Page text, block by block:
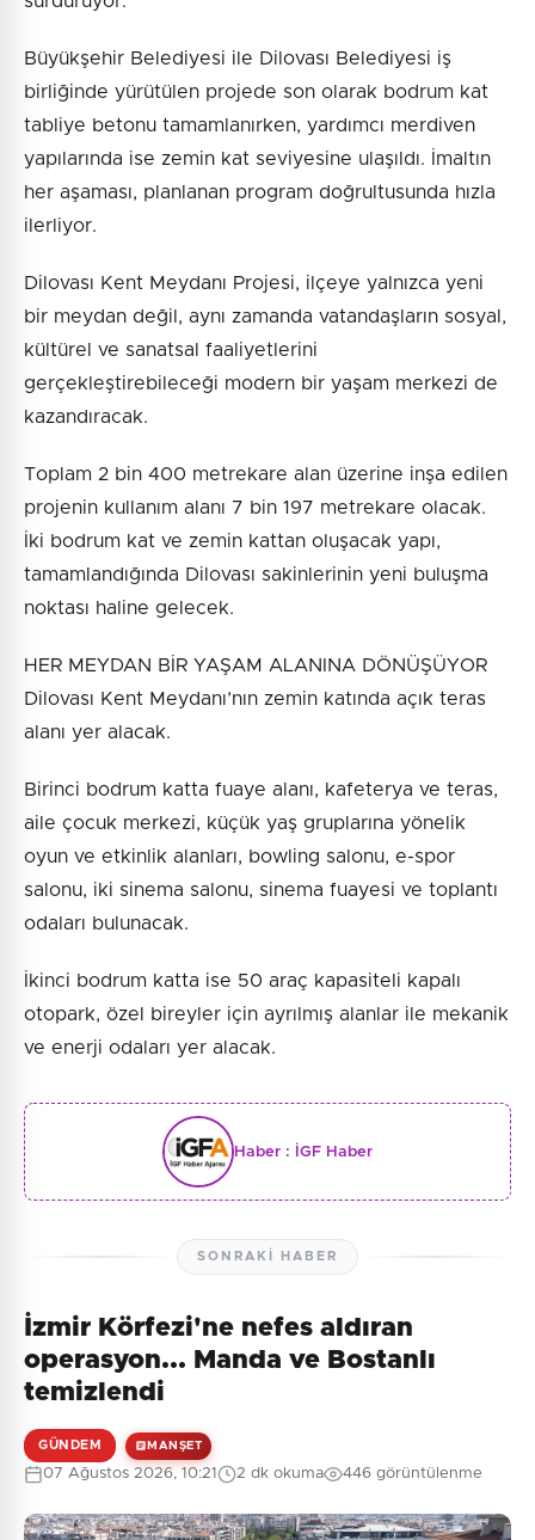
Büyükşehir Belediyesi ile Dilovası Belediyesi iş
birliğinde yürütülen projede son olarak bodrum kat
tabliye betonu tamamlanırken, yardımcı merdiven
yapılarında ise zemin kat seviyesine ulaşıldı. İmaltın
her aşaması, planlanan program doğrultusunda hızla
ilerliyor.
Dilovası Kent Meydanı Projesi, ilçeye yalnızca yeni
bir meydan değil, aynı zamanda vatandaşların sosyal,
kültürel ve sanatsal faaliyetlerini
gerçekleştirebileceği modern bir yaşam merkezi de
kazandıracak.
Toplam 2 bin 400 metrekare alan üzerine inşa edilen
projenin kullanım alanı 7 bin 197 metrekare olacak.
İki bodrum kat ve zemin kattan oluşacak yapı,
tamamlandığında Dilovası sakinlerinin yeni buluşma
noktası haline gelecek.
HER MEYDAN BİR YAŞAM ALANINA DÖNÜŞÜYOR
Dilovası Kent Meydanı’nın zemin katında açık teras
alanı yer alacak.
Birinci bodrum katta fuaye alanı, kafeterya ve teras,
aile çocuk merkezi, küçük yaş gruplarına yönelik
oyun ve etkinlik alanları, bowling salonu, e-spor
salonu, iki sinema salonu, sinema fuayesi ve toplantı
odaları bulunacak.
İkinci bodrum katta ise 50 araç kapasiteli kapalı
otopark, özel bireyler için ayrılmış alanlar ile mekanik
ve enerji odaları yer alacak.
Haber : İGF Haber
SONRAKI HABER
İzmir Körfezi'ne nefes aldıran
operasyon... Manda ve Bostanlı
temizlendi
GÜNDEM MANŞET
07 Ağustos 2026, 10:21 2 dk okuma 446 görüntülenme